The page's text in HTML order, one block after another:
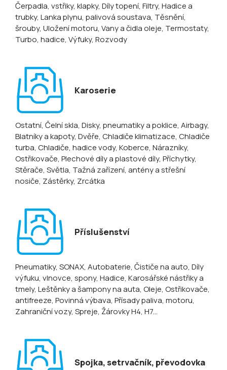
Čerpadla, vstřiky, klapky, Díly topení, Filtry, Hadice a
trubky, Lanka plynu, palivová soustava, Těsnění,
šrouby, Uložení motoru, Vany a čidla oleje, Termostaty,
Turbo, hadice, Výfuky, Rozvody
Karoserie
Ostatní, Čelní skla, Disky, pneumatiky a poklice, Airbagy,
Blatníky a kapoty, Dvěře, Chladiče klimatizace, Chladiče
turba, Chladiče, hadice vody, Koberce, Nárazníky,
Ostřikovače, Plechové díly a plastové díly, Příchytky,
Stěrače, Světla, Tažná zařízení, antény a střešní
nosiče, Zástěrky, Zrcátka
Příslušenství
Pneumatiky, SONAX, Autobaterie, Čističe na auto, Díly
výfuku, vlnovce, spony, Hadice, Karosářské nástřiky a
tmely, Leštěnky a šampony na auta, Oleje, Ostřikovače,
antifreeze, Povinná výbava, Přísady paliva, motoru,
Zahraniční vozy, Spreje, Žárovky H4, H7...
Spojka, setrvačník, převodovka